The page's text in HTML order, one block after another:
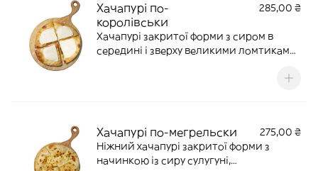
Хачапурі по-
королівськи
285,00 ₴
Хачапурі закритої форми з сиром в
середині і зверху великими ломтиками
Хачапурі по-мегрельски
275,00 ₴
Ніжний хачапурі закритої форми з
начинкою із сиру сулугуні,